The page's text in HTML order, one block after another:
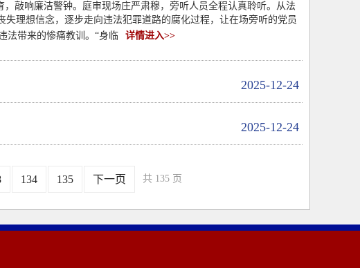
敲响廉洁警钟。庭审现场庄严肃穆，旁听人员全程认真聆听。从法
理想信念，逐步走向违法犯罪道路的腐化过程，让在场旁听的党员
法带来的惨痛教训。“身临
详情进入>>
2025-12-24
2025-12-24
134 135 下一页 共 135 页